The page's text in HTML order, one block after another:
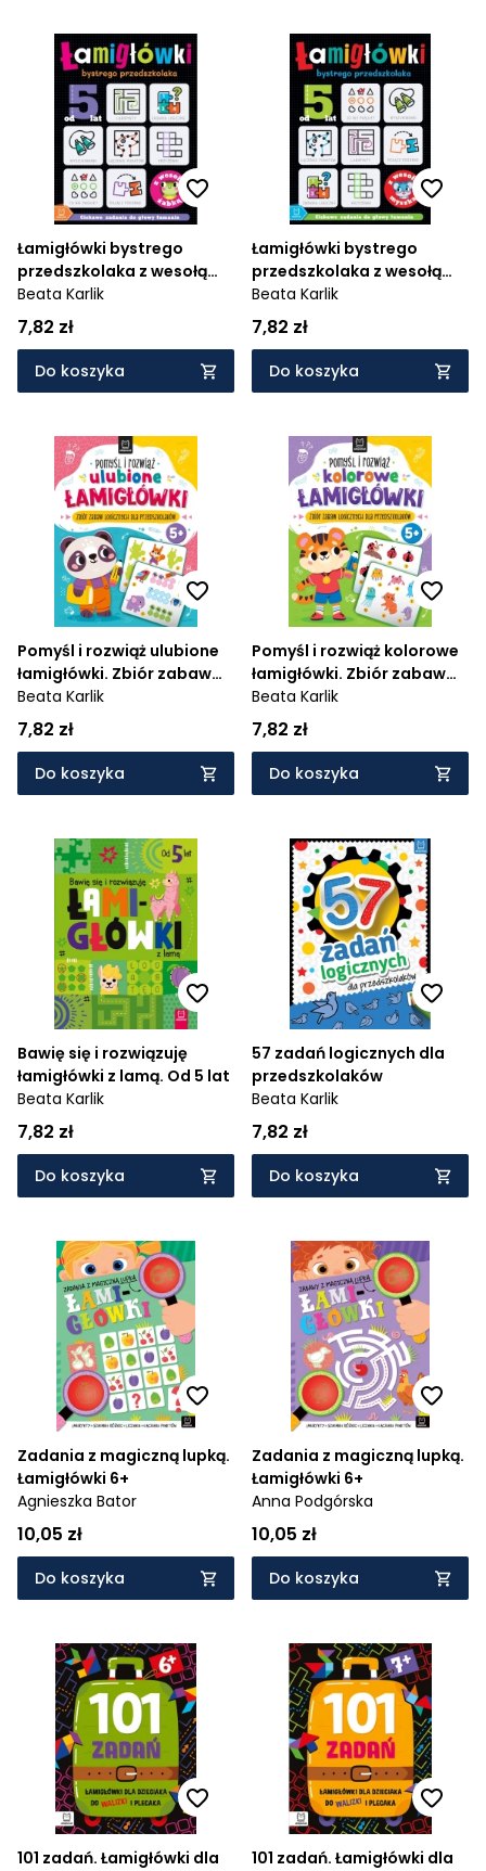
Łamigłówki bystrego
przedszkolaka z wesołą
żabką. Ciekawe zadania
do głowy łamania. Od 5 lat
Beata Karlik
7,82 zł
Do koszyka
Łamigłówki bystrego
przedszkolaka z wesołą
myszką. Ciekawe zadania
do głowy łamania. Od 5 lat
Beata Karlik
7,82 zł
Do koszyka
Pomyśl i rozwiąż ulubione
łamigłówki. Zbiór zabaw
logicznych dla
przedszkolaków. Od 5 lat
Beata Karlik
7,82 zł
Do koszyka
Pomyśl i rozwiąż kolorowe
łamigłówki. Zbiór zabaw
logicznych dla
przedszkolaków. Od 5 lat
Beata Karlik
7,82 zł
Do koszyka
Bawię się i rozwiązuję
łamigłówki z lamą. Od 5 lat
Beata Karlik
7,82 zł
Do koszyka
57 zadań logicznych dla
przedszkolaków
Beata Karlik
7,82 zł
Do koszyka
Zadania z magiczną lupką.
Łamigłówki 6+
Agnieszka Bator
10,05 zł
Do koszyka
Zadania z magiczną lupką.
Łamigłówki 6+
Anna Podgórska
10,05 zł
Do koszyka
101 zadań. Łamigłówki dla
101 zadań. Łamigłówki dla